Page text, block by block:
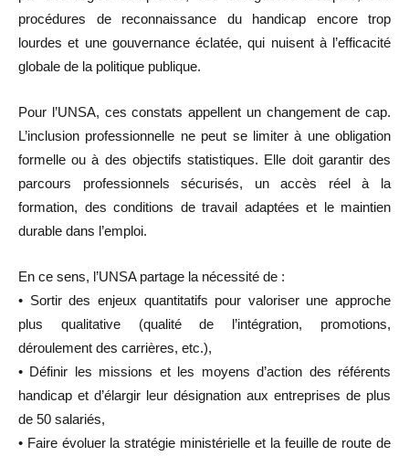
procédures de reconnaissance du handicap encore trop
lourdes et une gouvernance éclatée, qui nuisent à l’efficacité
globale de la politique publique.
Pour l’UNSA, ces constats appellent un changement de cap.
L’inclusion professionnelle ne peut se limiter à une obligation
formelle ou à des objectifs statistiques. Elle doit garantir des
parcours professionnels sécurisés, un accès réel à la
formation, des conditions de travail adaptées et le maintien
durable dans l’emploi.
En ce sens, l’UNSA partage la nécessité de :
• Sortir des enjeux quantitatifs pour valoriser une approche
plus qualitative (qualité de l’intégration, promotions,
déroulement des carrières, etc.),
• Définir les missions et les moyens d’action des référents
handicap et d’élargir leur désignation aux entreprises de plus
de 50 salariés,
• Faire évoluer la stratégie ministérielle et la feuille de route de